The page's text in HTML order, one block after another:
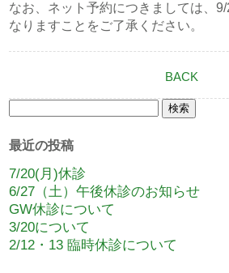
なお、ネット予約につきましては、
なりますことをご了承ください。
BACK
最近の投稿
7/20(月)休診
6/27（土）午後休診のお知らせ
GW休診について
3/20について
2/12・13 臨時休診について